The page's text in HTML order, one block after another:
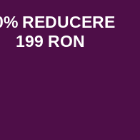
REDUCERE
199 RON